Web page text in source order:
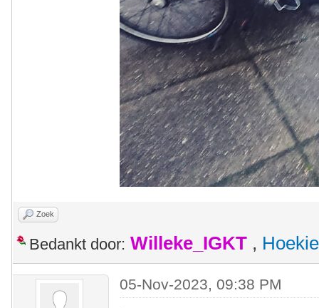
Zoek
Bedankt door: Willeke_IGKT , Hoekie
05-Nov-2023, 09:38 PM